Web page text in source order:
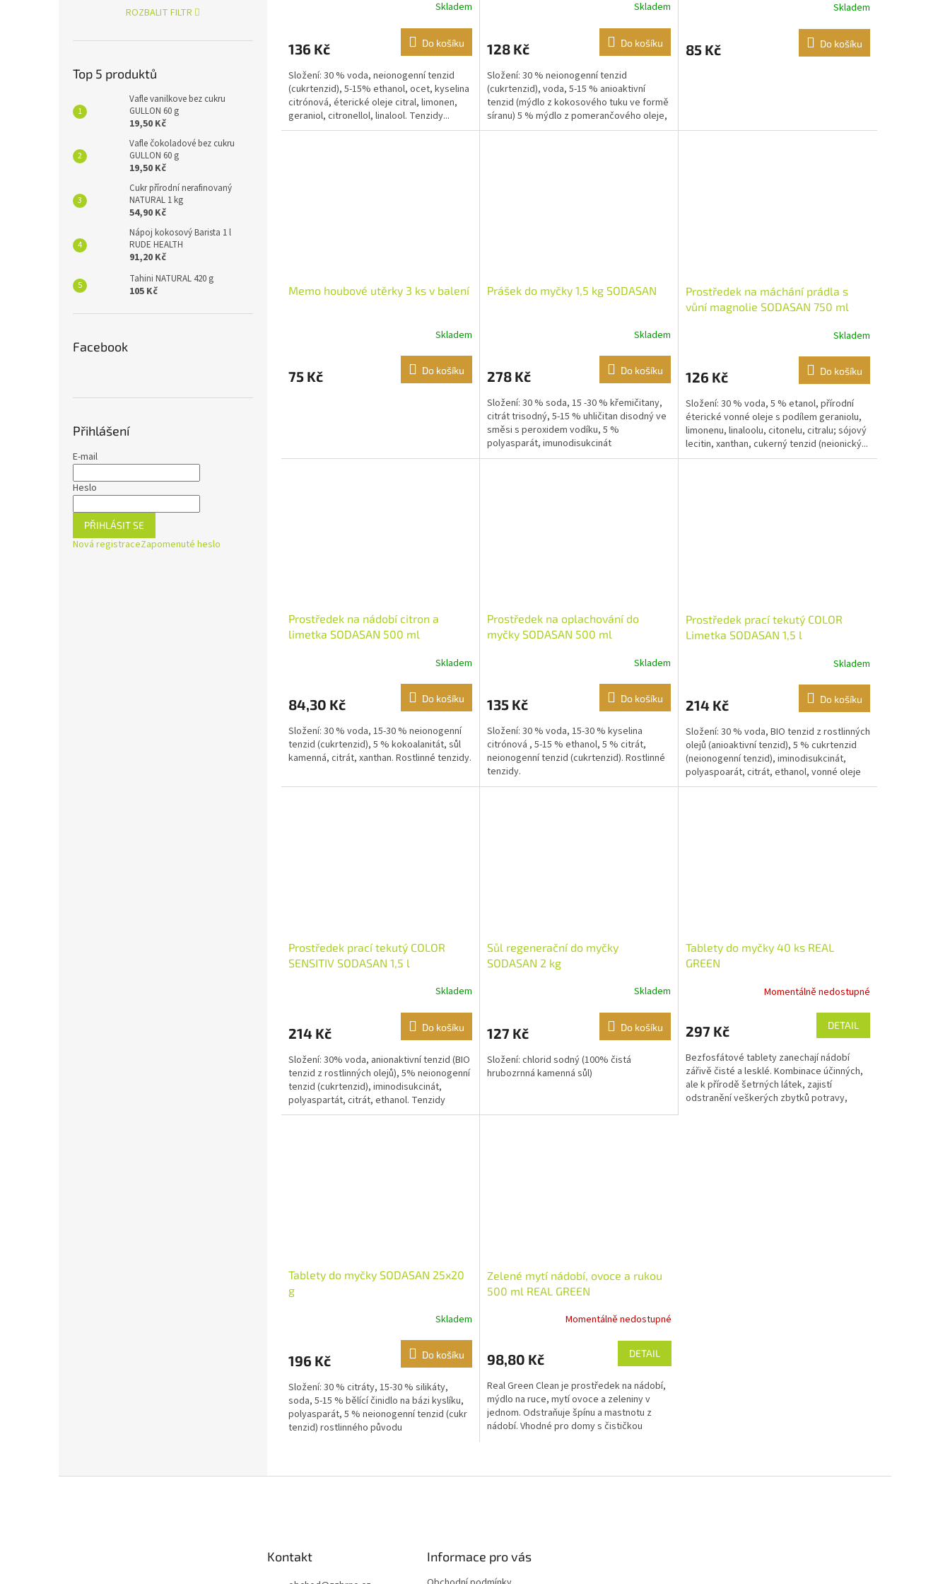
ROZBALIT FILTR
Top 5 produktů
Vafle vanilkove bez cukru
GULLON 60 g
19,50 Kč
Vafle čokoladové bez cukru
GULLON 60 g
19,50 Kč
Cukr přírodní nerafinovaný
NATURAL 1 kg
54,90 Kč
Nápoj kokosový Barista 1 l
RUDE HEALTH
91,20 Kč
Tahini NATURAL 420 g
105 Kč
Facebook
Přihlášení
E-mail
Heslo
PŘIHLÁSIT SE
Nová registraceZapomenuté heslo
Skladem
136 Kč Do košíku
Složení: 30 % voda, neionogenní tenzid
(cukrtenzid), 5-15% ethanol, ocet, kyselina
citrónová, éterické oleje citral, limonen,
geraniol, citronellol, linalool. Tenzidy...
Skladem
128 Kč Do košíku
Složení: 30 % neionogenní tenzid
(cukrtenzid), voda, 5-15 % anioaktivní
tenzid (mýdlo z kokosového tuku ve formě
síranu) 5 % mýdlo z pomerančového oleje,
ethanol, citrát,...
Skladem
85 Kč Do košíku
Memo houbové utěrky 3 ks v balení
Skladem
75 Kč Do košíku
Prášek do myčky 1,5 kg SODASAN
Skladem
278 Kč Do košíku
Složení: 30 % soda, 15 -30 % křemičitany,
citrát trisodný, 5-15 % uhličitan disodný ve
směsi s peroxidem vodíku, 5 %
polyasparát, imunodisukcinát
Prostředek na máchání prádla s
vůní magnolie SODASAN 750 ml
Skladem
126 Kč Do košíku
Složení: 30 % voda, 5 % etanol, přírodní
éterické vonné oleje s podílem geraniolu,
limonenu, linaloolu, citonelu, citralu; sójový
lecitin, xanthan, cukerný tenzid (neionický...
Prostředek na nádobí citron a
limetka SODASAN 500 ml
Skladem
84,30 Kč Do košíku
Složení: 30 % voda, 15-30 % neionogenní
tenzid (cukrtenzid), 5 % kokoalanitát, sůl
kamenná, citrát, xanthan. Rostlinné tenzidy.
Prostředek na oplachování do
myčky SODASAN 500 ml
Skladem
135 Kč Do košíku
Složení: 30 % voda, 15-30 % kyselina
citrónová , 5-15 % ethanol, 5 % citrát,
neionogenní tenzid (cukrtenzid). Rostlinné
tenzidy.
Prostředek prací tekutý COLOR
Limetka SODASAN 1,5 l
Skladem
214 Kč Do košíku
Složení: 30 % voda, BIO tenzid z rostlinných
olejů (anioaktivní tenzid), 5 % cukrtenzid
(neionogenní tenzid), iminodisukcinát,
polyaspoarát, citrát, ethanol, vonné oleje
s...
Prostředek prací tekutý COLOR
SENSITIV SODASAN 1,5 l
Skladem
214 Kč Do košíku
Složení: 30% voda, anionaktivní tenzid (BIO
tenzid z rostlinných olejů), 5% neionogenní
tenzid (cukrtenzid), iminodisukcinát,
polyaspartát, citrát, ethanol. Tenzidy
rostlinného...
Sůl regenerační do myčky
SODASAN 2 kg
Skladem
127 Kč Do košíku
Složení: chlorid sodný (100% čistá
hrubozrnná kamenná sůl)
Tablety do myčky 40 ks REAL
GREEN
Momentálně nedostupné
297 Kč DETAIL
Bezfosfátové tablety zanechají nádobí
zářivě čisté a lesklé. Kombinace účinných,
ale k přírodě šetrných látek, zajistí
odstranění veškerých zbytků potravy,
Tablety do myčky SODASAN 25x20
g
Skladem
196 Kč Do košíku
Složení: 30 % citráty, 15-30 % silikáty,
soda, 5-15 % bělící činidlo na bázi kyslíku,
polyasparát, 5 % neionogenní tenzid (cukr
tenzid) rostlinného původu
Zelené mytí nádobí, ovoce a rukou
500 ml REAL GREEN
Momentálně nedostupné
98,80 Kč DETAIL
Real Green Clean je prostředek na nádobí,
mýdlo na ruce, mytí ovoce a zeleniny v
jednom. Odstraňuje špínu a mastnotu z
nádobí. Vhodné pro domy s čističkou
v
Kontakt Informace pro vás